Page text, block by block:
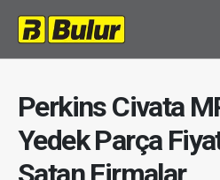
Perkins Civata
Yedek Parça